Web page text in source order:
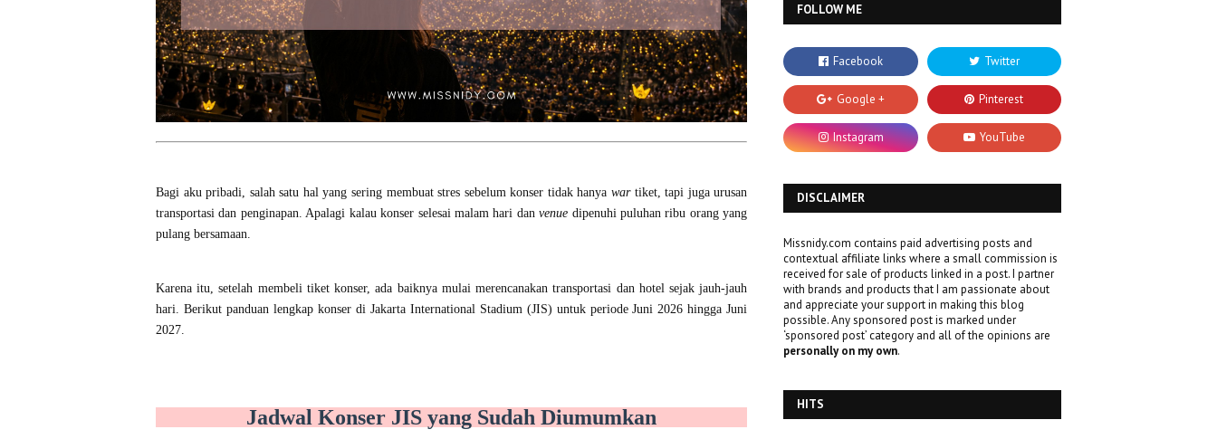
Bagi aku pribadi, salah satu hal yang sering membuat stres sebelum konser tidak hanyawartiket, tapi juga urusan
transportasi dan penginapan. Apalagi kalau konser selesai malam hari danvenue dipenuhi puluhan ribu orang yang
pulang bersamaan.
Karena itu, setelah membeli tiket konser, ada baiknya mulai merencanakan transportasi dan hotel sejak jauh-jauh
hari. Berikut panduan lengkap konser di Jakarta International Stadium (JIS) untuk periode Juni 2026 hingga Juni
2027.
Jadwal Konser JIS yang Sudah Diumumkan
FOLLOW ME
DISCLAIMER
Missnidy.com contains paid advertising posts and
contextual affiliate links where a small commission is
received for sale of products linked in a post. I partner
with brands and products that I am passionate about
and appreciate your support in making this blog
possible. Any sponsored post is marked under
‘sponsored post’ category and all of the opinions are
personally on my own.
HITS